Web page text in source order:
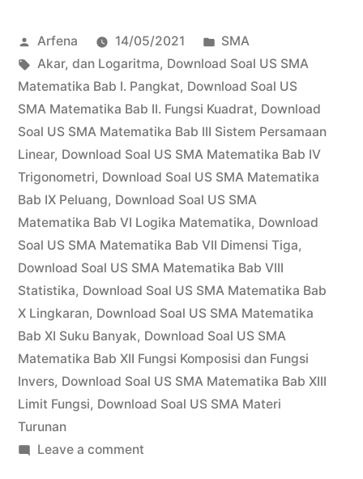
Posted
by
Arfena 14/05/2021
Posted
in
SMA
Tags:
Akar, dan Logaritma, Download Soal US SMA
Matematika Bab I. Pangkat, Download Soal US
SMA Matematika Bab II. Fungsi Kuadrat, Download
Soal US SMA Matematika Bab III Sistem Persamaan
Linear, Download Soal US SMA Matematika Bab IV
Trigonometri, Download Soal US SMA Matematika
Bab IX Peluang, Download Soal US SMA
Matematika Bab VI Logika Matematika, Download
Soal US SMA Matematika Bab VII Dimensi Tiga,
Download Soal US SMA Matematika Bab VIII
Statistika, Download Soal US SMA Matematika Bab
X Lingkaran, Download Soal US SMA Matematika
Bab XI Suku Banyak, Download Soal US SMA
Matematika Bab XII Fungsi Komposisi dan Fungsi
Invers, Download Soal US SMA Matematika Bab XIII
Limit Fungsi, Download Soal US SMA Materi
Turunan
Leave a commenton